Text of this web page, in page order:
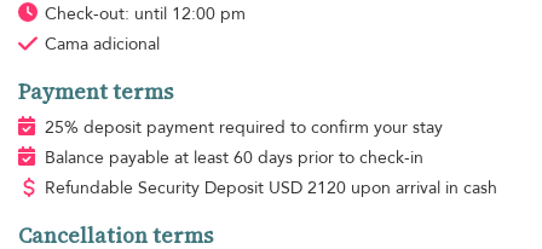
Check-out: until 12:00 pm
Cama adicional
Payment terms
25% deposit payment required to confirm your stay
Balance payable at least 60 days prior to check-in
Refundable Security Deposit USD2120 upon arrival in cash
Cancellation terms